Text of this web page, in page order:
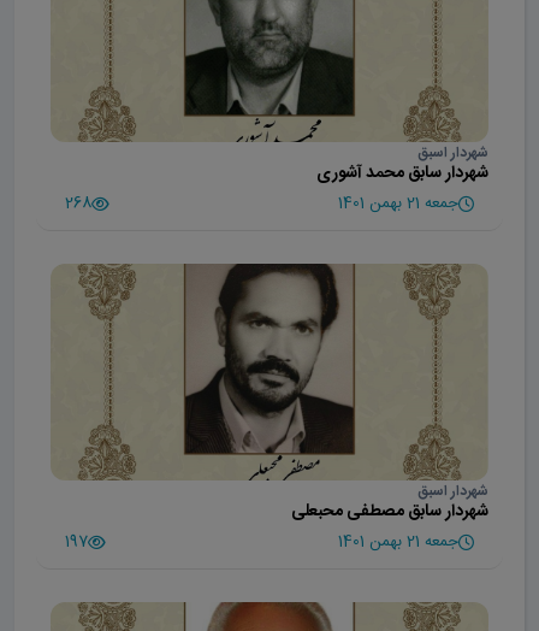
شهردار اسبق
شهردار سابق محمد آشوری
جمعه 21 بهمن 1401 268
شهردار اسبق
شهردار سابق مصطفی محبعلی
جمعه 21 بهمن 1401 197